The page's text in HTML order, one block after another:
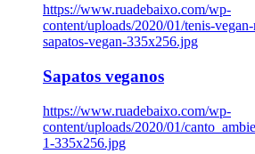
https://www.ruadebaixo.com/wp-
content/uploads/2020/01/tenis-
sapatos-vegan-335x256.jpg
Sapatos veganos
https://www.ruadebaixo.com/wp-
content/uploads/2020/01/
1-335x256.jpg